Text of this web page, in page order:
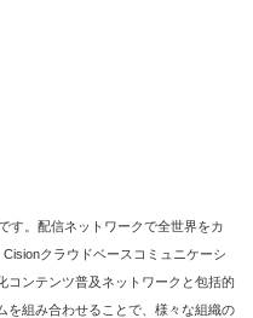
す。配信ネットワークで全世界をカ
クラウドベースコミュニケーシ
コンテンツ普及ネットワークと包括的
を組み合わせることで、様々な組織の